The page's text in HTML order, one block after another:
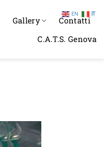
Gallery
Contatti
C.A.T.S. Genova
EN IT